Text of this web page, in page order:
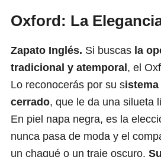
Oxford: La
Zapato Inglés. Si buscas la
tradicional y atemporal , el
Lo reconocerás por su s
cerrado, que le da una silueta
En piel napa negra, es la
nunca pasa de moda y el
un chaqué o un traje oscuro.